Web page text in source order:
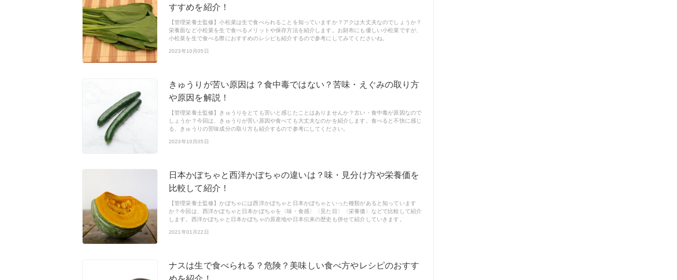
すすめを紹介！
【管理栄養士監修】小松菜は生で食べられることを知っていますか？アクは大丈夫なのでしょうか？
栄養面など小松菜を生で食べるメリットや保存方法を紹介します。お財布にも優しい小松菜ですが、
小松菜を生で食べる際におすすめのレシピも紹介するので参考にしてみてくださいね。
2023年10月05日
きゅうりが苦い原因は？食中毒ではない？苦味・えぐみの取り方
や原因を解説！
【管理栄養士監修】きゅうりをとても苦いと感じたことはありませんか？古い・食中毒が原因なので
しょうか？今回は、きゅうりが苦い原因や食べても大丈夫なのかを紹介します。食べると不快に感じ
る、きゅうりの苦味成分の取り方も紹介するので参考にしてください。
2023年10月05日
日本かぼちゃと西洋かぼちゃの違いは？味・見分け方や栄養価を
比較して紹介！
【管理栄養士監修】かぼちゃには西洋かぼちゃと日本かぼちゃといった種類があると知っています
か？今回は、西洋かぼちゃと日本かぼちゃを〈味・食感〉〈見た目〉〈栄養価〉などで比較して紹介
します。西洋かぼちゃと日本かぼちゃの原産地や日本伝来の歴史も併せて紹介していきます。
2021年01月22日
ナスは生で食べられる？危険？美味しい食べ方やレシピのおすす